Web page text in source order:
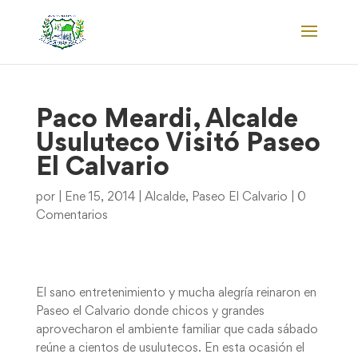
Paco Meardi, Alcalde
Usuluteco Visitó Paseo
El Calvario
por Ene 15, 2014| Alcalde, Paseo El Calvario
0
Comentarios
El sano entretenimiento y mucha alegría reinaron en
Paseo el Calvario donde chicos y grandes
aprovecharon el ambiente familiar que cada sábado
reúne a cientos de usulutecos. En esta ocasión el